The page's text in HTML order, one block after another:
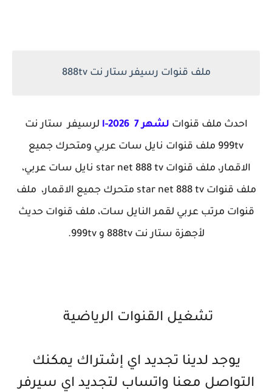
ملف قنوات رسيفر ستار نت 888tv
احدث ملف قنوات لشهر 7 l-2026
لرسيفر ستار نت
999tv ملف قنوات نايل سات عربي ومتحرك جميع
الاقمار، ملف قنوات star net 888 tv نايل سات عربي،
ملف قنوات star net 888 tv متحرك جميع الاقمار، ملف
قنوات مرتب عربي لقمر النايل سات، ملف قنوات حديث
لأجهزة ستار نت 888tv و 999tv.
تشغيل القنوات الرياضية
يوجد لدينا تجديد اي إشتراك يمكنك
التواصل معنا واتساب لتجديد اي سيرفر